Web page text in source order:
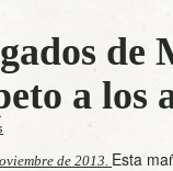
de
a
de 2013. Esta